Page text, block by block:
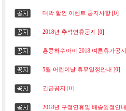
대박 할인 이벤트 공지사항 [0]
2018년 추석연휴공지 [0]
홍콩허수아비 2018 여름휴가공
5월 어린이날 휴무일정안내 [0]
긴급공지 [0]
2018년 구정연휴및 배송일정안